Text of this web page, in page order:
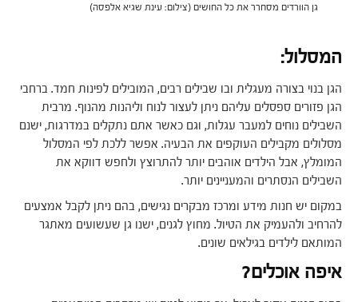
גן הוורדים מסחרר את כל החושים (צילום: עינת שגיא אלפסה)
המסלול:
הגן בנוי בצורה מעגלית ובו שבילים רבים, המובילים לפינות חמד. ברחבי
הגן פזורים ספסלים עליהם ניתן לעצור לנוח וליהנות מהנוף. מרבית
השבילים נוחים למעבר עגלות, וגם כאשר אתם נתקלים במדרגות, ישנם
מסלולים מקבילים העוקפים את הבעיה. אפשר ללכת לפי המסלול
המומלץ, אבל הילדים אוהבים יותר להתרוצץ ולחפש דווקא את
השבילים הנסתרים והמעניינים יותר.
במקום יש חנות מידע ומרכז מבקרים נגישים, בהם ניתן לקבל אמצעים
להרחיב ולהעמיק את הטיול. מחוץ לגנים, ישנו גן שעשועים מאתגר
המותאם לילדים בגילאים שונים.
איפה אוכלים?